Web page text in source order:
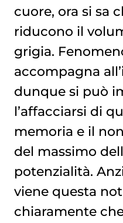
cuore, ora si sa
riducono il
grigia.
accompagna all’
dunque si può
l’affacciarsi di
memoria e il
del massimo
potenzialità.
viene questa
chiaramente